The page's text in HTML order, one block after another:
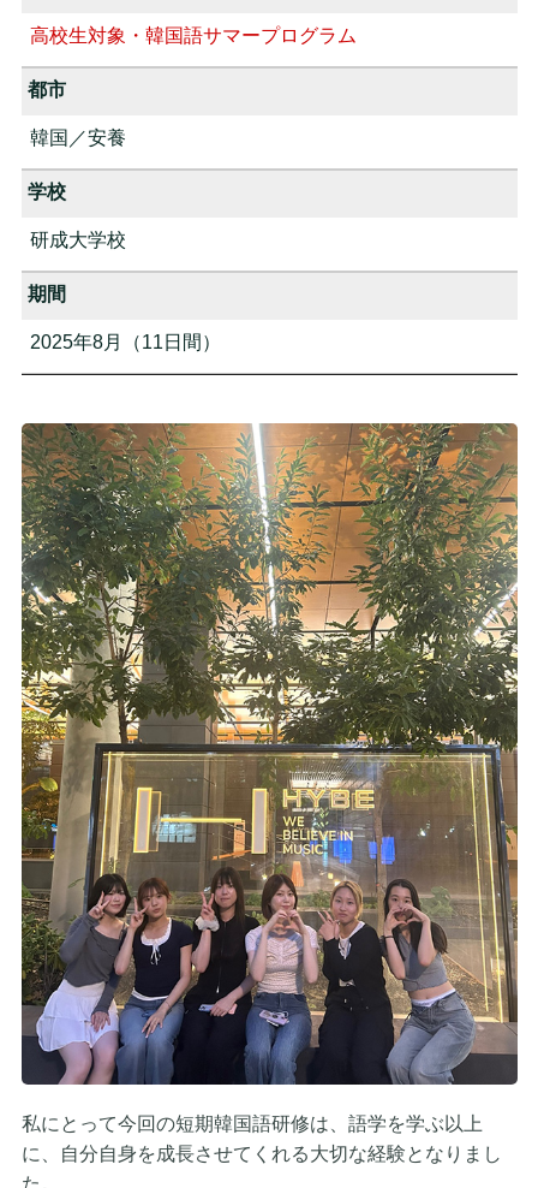
高校生対象・韓国語サマープログラム
都市
韓国／安養
学校
研成大学校
期間
2025年8月（11日間）
私にとって今回の短期韓国語研修は、語学を学ぶ以上
に、自分自身を成長させてくれる大切な経験となりまし